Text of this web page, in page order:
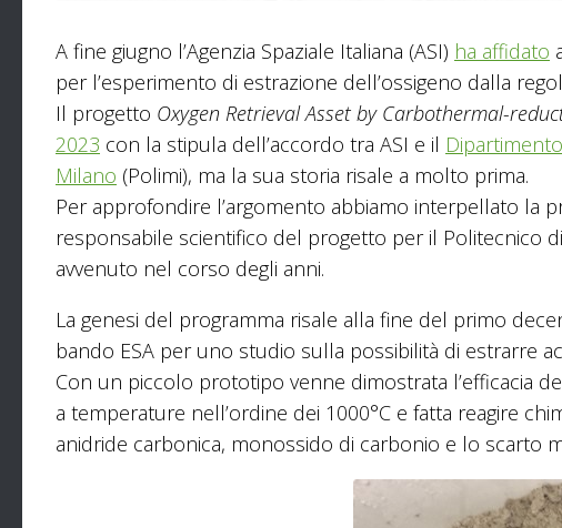
A fine giugno l’Agenzia Spaziale Italiana (ASI) ha affidato
per l’esperimento di estrazione dell’ossigeno dalla
Il progetto Oxygen Retrieval Asset by Carbothermal-
2023 con la stipula dell’accordo tra ASI e il
Milano (Polimi), ma la sua storia risale a molto prima.
Per approfondire l’argomento abbiamo interpellato la
responsabile scientifico del progetto per il Politecnico
avvenuto nel corso degli anni.
La genesi del programma risale alla fine del primo
bando ESA per uno studio sulla possibilità di estrarre
Con un piccolo prototipo venne dimostrata l’efficacia
a temperature nell’ordine dei 1000°C e fatta reagire
anidride carbonica, monossido di carbonio e lo scarto